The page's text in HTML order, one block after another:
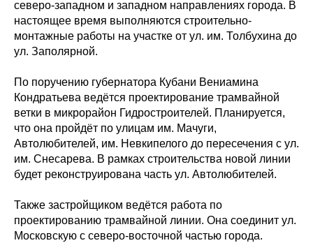
северо-западном и западном направлениях города. В
настоящее время выполняются строительно-
монтажные работы на участке от ул. им. Толбухина до
ул. Заполярной.
По поручению губернатора Кубани Вениамина
Кондратьева ведётся проектирование трамвайной
ветки в микрорайон Гидростроителей. Планируется,
что она пройдёт по улицам им. Мачуги,
Автолюбителей, им. Невкипелого до пересечения с ул.
им. Снесарева. В рамках строительства новой линии
будет реконструирована часть ул. Автолюбителей.
Также застройщиком ведётся работа по
проектированию трамвайной линии. Она соединит ул.
Московскую с северо-восточной частью города.